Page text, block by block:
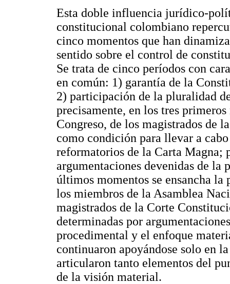
Esta doble influencia jurídico-
constitucional colombiano
cinco momentos que han
sentido sobre el control de
Se trata de cinco períodos con
en común: 1) garantía de la
2) participación de la pluralidad
precisamente, en los tres
Congreso, de los magistrados de
como condición para llevar a
reformatorios de la Carta Magna;
argumentaciones devenidas de la
últimos momentos se ensancha
los miembros de la Asamblea
magistrados de la Corte
determinadas por
procedimental y el enfoque
continuaron apoyándose solo en
articularon tanto elementos del
de la visión material.